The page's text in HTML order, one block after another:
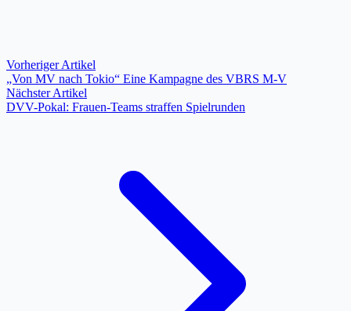
Vorheriger Artikel
„Von MV nach Tokio“ Eine Kampagne des VBRS M-V
Nächster Artikel
DVV-Pokal: Frauen-Teams straffen Spielrunden